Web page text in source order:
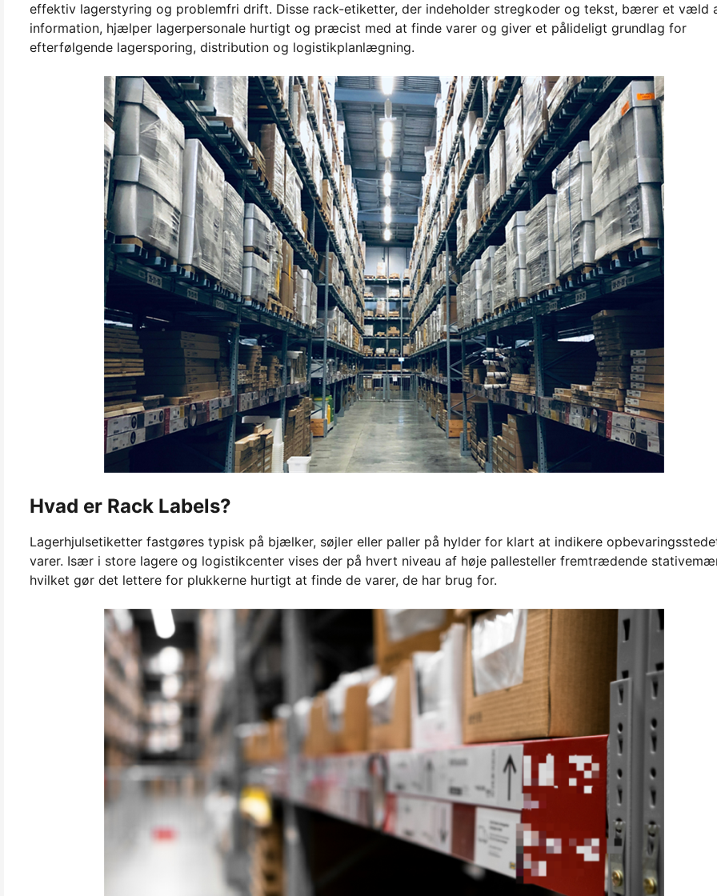
effektiv lagerstyring og problemfri drift. Disse rack-etiketter, der indeholder stregkoder og tekst, bærer et væld
information, hjælper lagerpersonale hurtigt og præcist med at finde varer og giver et pålideligt grundlag for
efterfølgende lagersporing, distribution og logistikplanlægning.
Hvad er Rack Labels?
Lagerhjulsetiketter fastgøres typisk på bjælker, søjler eller paller på hylder for klart at indikere
varer. Især i store lagere og logistikcenter vises der på hvert niveau af høje pallesteller fremtrædende
hvilket gør det lettere for plukkerne hurtigt at finde de varer, de har brug for.